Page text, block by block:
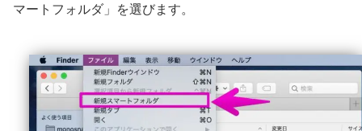
マートフォルダ」を選びます。